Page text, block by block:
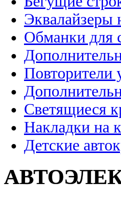
Эквалайзеры
Обманки для
Повторители
Светящиеся
Накладки на
Детские